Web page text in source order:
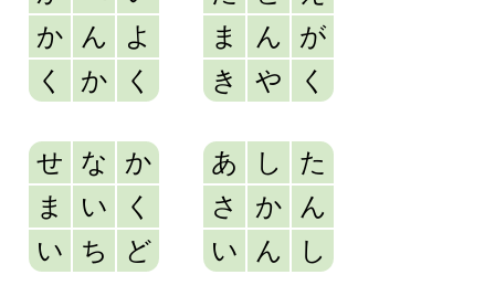
か
ん
よ
く
か く
ま
ん
が
き
や く
せ な
か
ま
い
く
い
ち ど
あ し
た
さ
か
ん
い
ん し